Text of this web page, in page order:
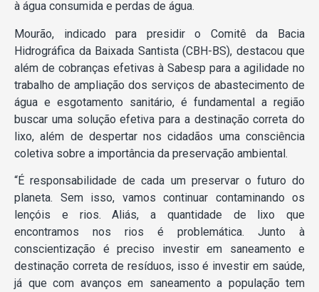
à água consumida e perdas de água.
Mourão, indicado para presidir o Comitê da Bacia
Hidrográfica da Baixada Santista (CBH-BS), destacou que
além de cobranças efetivas à Sabesp para a agilidade no
trabalho de ampliação dos serviços de abastecimento de
água e esgotamento sanitário, é fundamental a região
buscar uma solução efetiva para a destinação correta do
lixo, além de despertar nos cidadãos uma consciência
coletiva sobre a importância da preservação ambiental.
“É responsabilidade de cada um preservar o futuro do
planeta. Sem isso, vamos continuar contaminando os
lençóis e rios. Aliás, a quantidade de lixo que
encontramos nos rios é problemática. Junto à
conscientização é preciso investir em saneamento e
destinação correta de resíduos, isso é investir em saúde,
já que com avanços em saneamento a população tem